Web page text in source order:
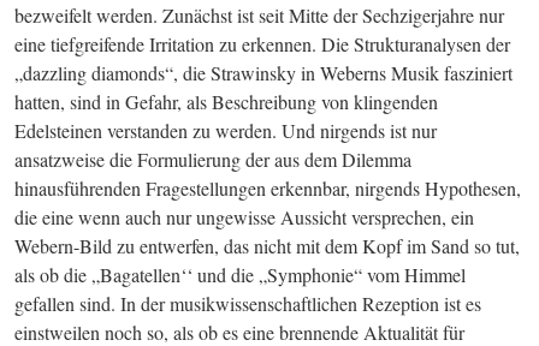
bezweifelt werden. Zunächst ist seit Mitte der Sechzigerjahre nur
eine tiefgreifende Irritation zu erkennen. Die Strukturanalysen der
„dazzling diamonds“, die Strawinsky in Weberns Musik fasziniert
hatten, sind in Gefahr, als Beschreibung von klingenden
Edelsteinen verstanden zu werden. Und nirgends ist nur
ansatzweise die Formulierung der aus dem Dilemma
hinausführenden Fragestellungen erkennbar, nirgends Hypothesen,
die eine wenn auch nur ungewisse Aussicht versprechen, ein
Webern-Bild zu entwerfen, das nicht mit dem Kopf im Sand so tut,
als ob die „Bagatellen‘‘ und die „Symphonie“ vom Himmel
gefallen sind. In der musikwissenschaftlichen Rezeption ist es
einstweilen noch so, als ob es eine brennende Aktualität für